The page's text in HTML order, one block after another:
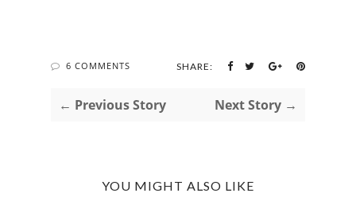
6 COMMENTS SHARE:
← Previous Story Next Story →
YOU MIGHT ALSO LIKE